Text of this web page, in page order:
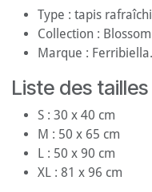
Type : tapis
Collection :
Marque : Ferribiella.
Liste des tailles
S : 30 x 40 cm
M : 50 x 65 cm
L : 50 x 90 cm
XL : 81 x 96 cm